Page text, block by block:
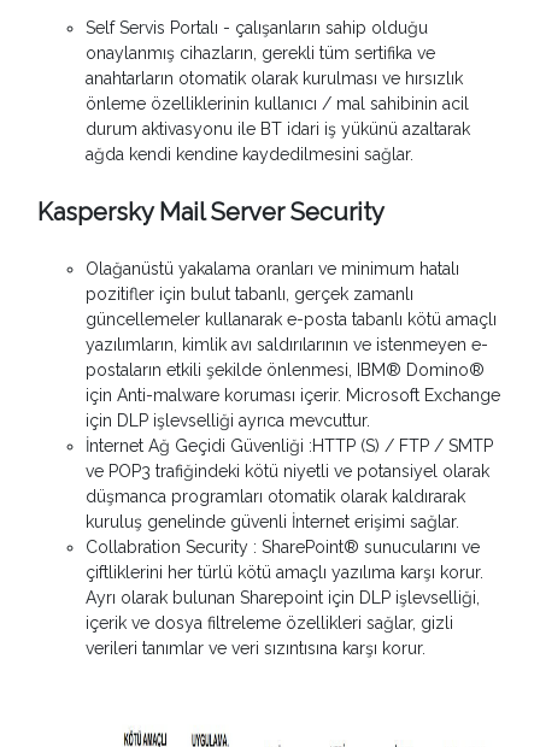
Self Servis Portalı - çalışanların sahip olduğu
onaylanmış cihazların, gerekli tüm sertifika ve
anahtarların otomatik olarak kurulması ve hırsızlık
önleme özelliklerinin kullanıcı / mal sahibinin acil
durum aktivasyonu ile BT idari iş yükünü azaltarak
ağda kendi kendine kaydedilmesini sağlar.
Kaspersky Mail Server Security
Olağanüstü yakalama oranları ve minimum hatalı
pozitifler için bulut tabanlı, gerçek zamanlı
güncellemeler kullanarak e-posta tabanlı kötü amaçlı
yazılımların, kimlik avı saldırılarının ve istenmeyen e-
postaların etkili şekilde önlenmesi, IBM® Domino®
için Anti-malware koruması içerir. Microsoft Exchange
için DLP işlevselliği ayrıca mevcuttur.
İnternet Ağ Geçidi Güvenliği :HTTP (S) / FTP / SMTP
ve POP3 trafiğindeki kötü niyetli ve potansiyel olarak
düşmanca programları otomatik olarak kaldırarak
kuruluş genelinde güvenli İnternet erişimi sağlar.
Collabration Security : SharePoint® sunucularını ve
çiftliklerini her türlü kötü amaçlı yazılıma karşı korur.
Ayrı olarak bulunan Sharepoint için DLP işlevselliği,
içerik ve dosya filtreleme özellikleri sağlar, gizli
verileri tanımlar ve veri sızıntısına karşı korur.